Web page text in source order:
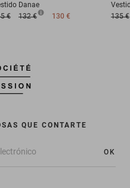
Danae
€
132 € 130 €
135 €
QUE CONTARTE
OK